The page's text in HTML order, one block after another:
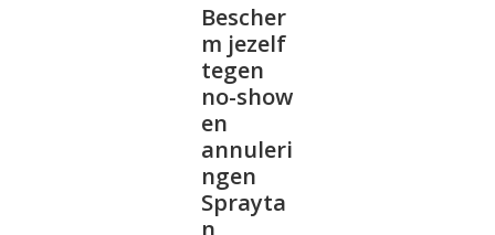
Bescher
m jezelf
tegen
no-show
en
annuleri
ngen
Sprayta
n